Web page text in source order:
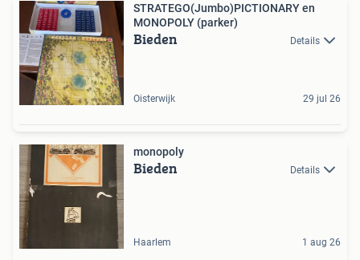
STRATEGO(Jumbo)PICTIONARY en
MONOPOLY (parker)
Bieden Details
Oisterwijk 29 jul 26
monopoly
Bieden Details
Haarlem 1 aug 26